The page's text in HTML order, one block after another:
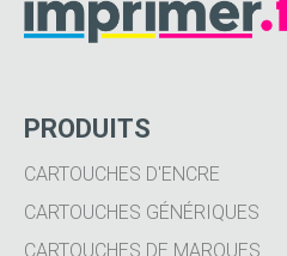
PRODUITS
CARTOUCHES D'ENCRE
CARTOUCHES GÉNÉRIQUES
CARTOUCHES DE MARQUES